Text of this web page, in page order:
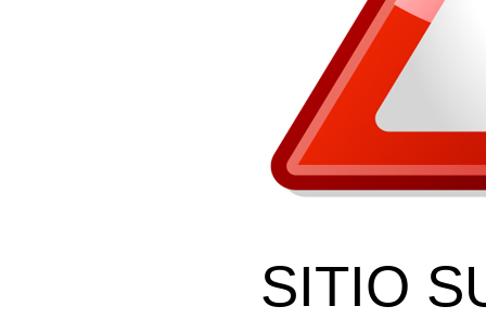
SITIO